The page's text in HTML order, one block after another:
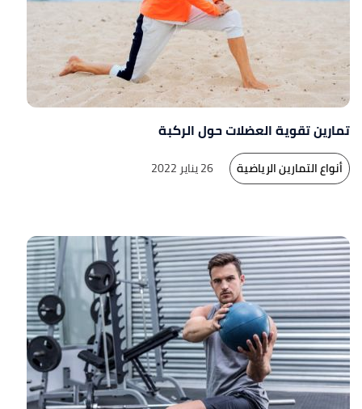
تمارين تقوية العضلات حول الركبة
أنواع التمارين الرياضية 26 يناير 2022